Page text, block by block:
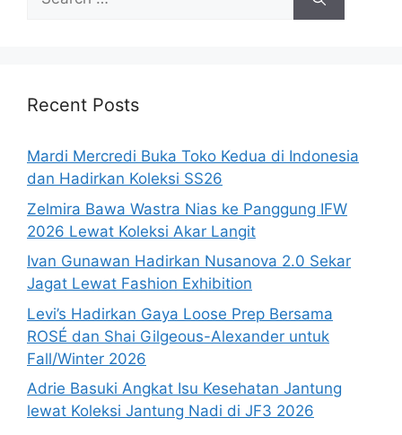
for:
Recent Posts
Mardi Mercredi Buka Toko Kedua di Indonesia
dan Hadirkan Koleksi SS26
Zelmira Bawa Wastra Nias ke Panggung IFW
2026 Lewat Koleksi Akar Langit
Ivan Gunawan Hadirkan Nusanova 2.0 Sekar
Jagat Lewat Fashion Exhibition
Levi’s Hadirkan Gaya Loose Prep Bersama
ROSÉ dan Shai Gilgeous-Alexander untuk
Fall/Winter 2026
Adrie Basuki Angkat Isu Kesehatan Jantung
lewat Koleksi Jantung Nadi di JF3 2026